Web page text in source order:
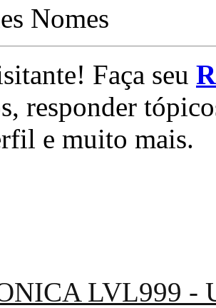
Nomes
Faça seu
responder
e muito mais.
LVL999 -